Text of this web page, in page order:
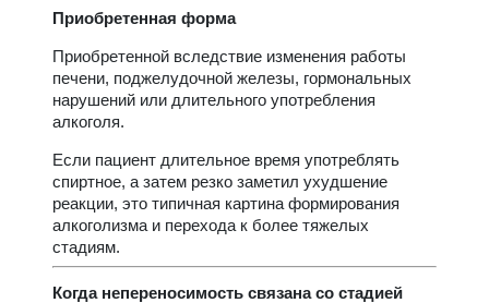
Приобретенная форма
Приобретенной вследствие изменения работы
печени, поджелудочной железы, гормональных
нарушений или длительного употребления
алкоголя.
Если пациент длительное время употреблять
спиртное, а затем резко заметил ухудшение
реакции, это типичная картина формирования
алкоголизма и перехода к более тяжелых
стадиям.
Когда непереносимость связана со стадией